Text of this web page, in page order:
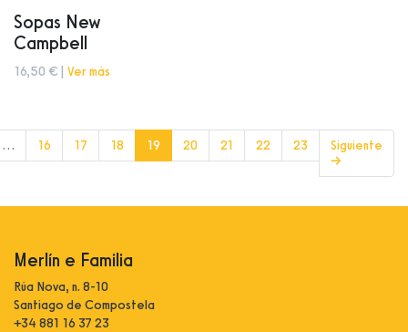
Sopas New
Campbell
16,50 € | Ver más
… 16 17 18 19 (current)
20 21 22 23
Siguiente
→
Merlín e Familia
Rúa Nova, n. 8-10
Santiago de Compostela
+34 881 16 37 23